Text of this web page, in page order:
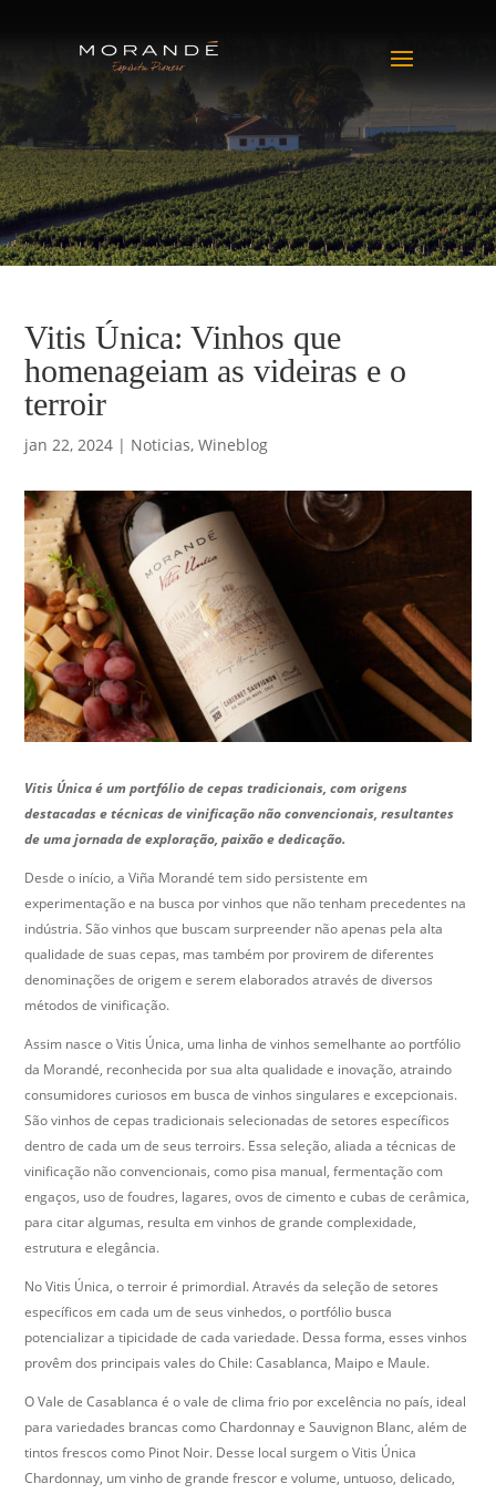
Vitis Única: Vinhos que
homenageiam as videiras e o
terroir
jan 22, 2024 | Noticias,Wineblog
Vitis Única é um portfólio de cepas tradicionais, com origens
destacadas e técnicas de vinificação não convencionais, resultantes
de uma jornada de exploração, paixão e dedicação.
Desde o início, a Viña Morandé tem sido persistente em
experimentação e na busca por vinhos que não tenham precedentes na
indústria. São vinhos que buscam surpreender não apenas pela alta
qualidade de suas cepas, mas também por provirem de diferentes
denominações de origem e serem elaborados através de diversos
métodos de vinificação.
Assim nasce o Vitis Única, uma linha de vinhos semelhante ao portfólio
da Morandé, reconhecida por sua alta qualidade e inovação, atraindo
consumidores curiosos em busca de vinhos singulares e excepcionais.
São vinhos de cepas tradicionais selecionadas de setores específicos
dentro de cada um de seus terroirs. Essa seleção, aliada a técnicas de
vinificação não convencionais, como pisa manual, fermentação com
engaços, uso de foudres, lagares, ovos de cimento e cubas de cerâmica,
para citar algumas, resulta em vinhos de grande complexidade,
estrutura e elegância.
No Vitis Única, o terroir é primordial. Através da seleção de setores
específicos em cada um de seus vinhedos, o portfólio busca
potencializar a tipicidade de cada variedade. Dessa forma, esses vinhos
provêm dos principais vales do Chile: Casablanca, Maipo e Maule.
O Vale de Casablanca é o vale de clima frio por excelência no país, ideal
para variedades brancas como Chardonnay e Sauvignon Blanc, além de
tintos frescos como Pinot Noir. Desse local surgem o Vitis Única
Chardonnay, um vinho de grande frescor e volume, untuoso, delicado,